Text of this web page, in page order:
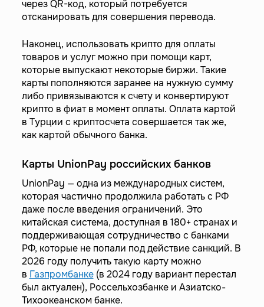
через QR-код, который потребуется
отсканировать для совершения перевода.
Наконец, использовать крипто для оплаты
товаров и услуг можно при помощи карт,
которые выпускают некоторые биржи. Такие
карты пополняются заранее на нужную сумму
либо привязываются к счету и конвертируют
крипто в фиат в момент оплаты. Оплата картой
в Турции с криптосчета совершается так же,
как картой обычного банка.
Карты UnionPay российских банков
UnionPay — одна из международных систем,
которая частично продолжила работать с РФ
даже после введения ограничений. Это
китайская система, доступная в 180+ странах и
поддерживающая сотрудничество с банками
РФ, которые не попали под действие санкций. В
2026 году получить такую карту можно
в Газпромбанке(в 2024 году вариант перестал
был актуален), Россельхозбанке и Азиатско-
Тихоокеанском банке.